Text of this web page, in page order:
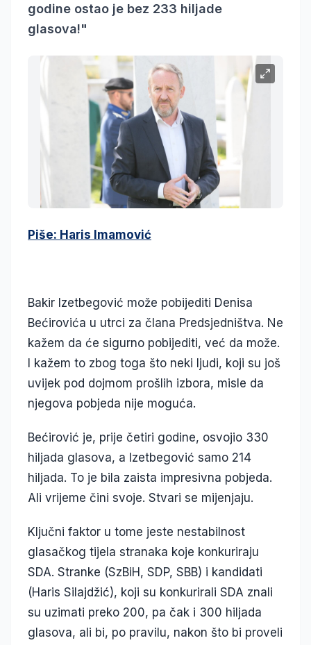
godine ostao je bez 233 hiljade
glasova!"
Piše: Haris Imamović
Bakir Izetbegović može pobijediti Denisa
Bećirovića u utrci za člana Predsjedništva. Ne
kažem da će sigurno pobijediti, već da može.
I kažem to zbog toga što neki ljudi, koji su još
uvijek pod dojmom prošlih izbora, misle da
njegova pobjeda nije moguća.
Bećirović je, prije četiri godine, osvojio 330
hiljada glasova, a Izetbegović samo 214
hiljada. To je bila zaista impresivna pobjeda.
Ali vrijeme čini svoje. Stvari se mijenjaju.
Ključni faktor u tome jeste nestabilnost
glasačkog tijela stranaka koje konkuriraju
SDA. Stranke (SzBiH, SDP, SBB) i kandidati
(Haris Silajdžić), koji su konkurirali SDA znali
su uzimati preko 200, pa čak i 300 hiljada
glasova, ali bi, po pravilu, nakon što bi proveli